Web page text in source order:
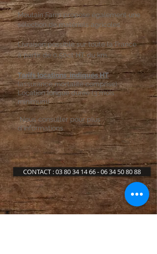
Moutain Farm propose également une
sélection de matériels agricoles.
Livraison possible sur toute la France
à partir de 0.50ct HT du km.
Tarifs locations indiqués HT
(assurance mortalité comprise).
Location longue durée (3 mois
minimum)
Nous consulter pour plus
d'informations.
CONTACT : 03 80 34 14 66 - 06 34 50 80 88